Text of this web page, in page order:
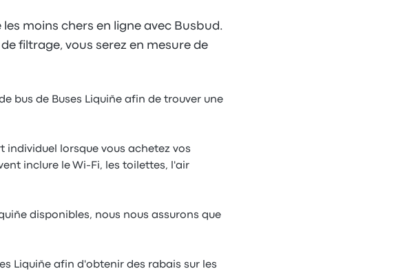
moins chers en ligne avec Busbud.
filtrage, vous serez en mesure de
bus de Buses Liquiñe afin de trouver une
individuel lorsque vous achetez vos
inclure le Wi-Fi, les toilettes, l'air
disponibles, nous nous assurons que
Liquiñe afin d'obtenir des rabais sur les